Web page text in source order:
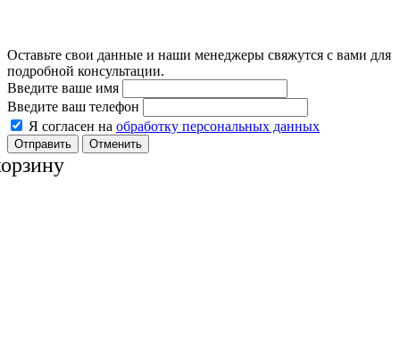
Оставьте свои данные и наши менеджеры свяжутся с вами для
подробной консультации.
Введите ваше имя
Введите ваш телефон
Я согласен на обработку персональных данных
Отменить